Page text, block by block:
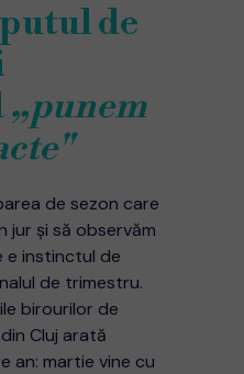
de
„punem
de sezon care
jur și să observăm
e instinctul de
de trimestru.
birourilor de
Cluj arată
an: martie vine cu